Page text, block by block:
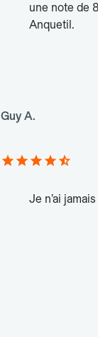
une note de
Anquetil.
Guy A.
Je n’ai